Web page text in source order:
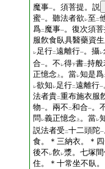
魔事一。須菩提。説
蜜一。聽法者欲 レ至 二
爲二 魔事一。復次須
服飮食臥具醫藥資
レ足行二遠離行一。攝レ
合一。不 レ得下書二持般
正憶念 上 。當レ知是爲
レ欲知 レ足行二遠離行一
法者貴二重布施衣服
物一。兩不 二和合一。
問 レ義正憶念 上 。當レ
説法者受 二十二頭陀一
食。＊三納衣。＊
後不 レ飮 レ漿。七塚
住。＊十常坐不臥